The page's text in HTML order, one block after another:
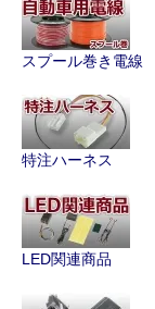
スプール巻き電線
特注ハーネス
LED関連商品